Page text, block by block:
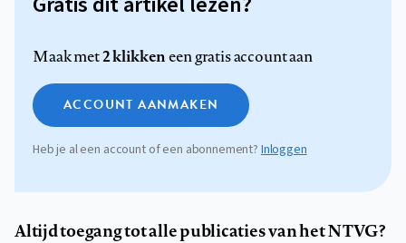
Maak met2 klikkeneen gratis account aan
ACCOUNT AANMAKEN
Heb je al een account of een abonnement? Inloggen
Altijd toegang tot alle publicaties van het NTVG?